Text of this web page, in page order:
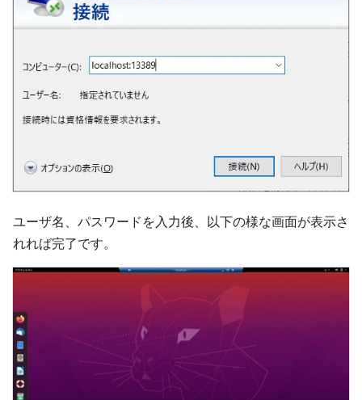
ユーザ名、パスワードを入力後、以下の様な画面が表示さ
れれば完了です。